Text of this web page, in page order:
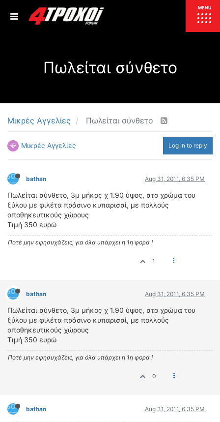
Πωλείται σύνθετο
Μικρές Αγγελίες Πωλείται σύνθετο
Μικρές Αγγελίες Log in to reply
bathan Aug 31, 2011, 6:35 PM
Πωλείται σύνθετο, 3μ μήκος χ 1.90 ύψος, στο χρώμα του
ξύλου με φιλέτα πράσινο κυπαρισσί, με πολλούς
αποθηκευτικούς χώρους
Τιμή 350 ευρώ
Ποτέ μην εφησυχάζεις, για όλα υπάρχει η 1η φορά !
1
bathan Aug 31, 2011, 6:35 PM
Πωλείται σύνθετο, 3μ μήκος χ 1.90 ύψος, στο χρώμα του
ξύλου με φιλέτα πράσινο κυπαρισσί, με πολλούς
αποθηκευτικούς χώρους
Τιμή 350 ευρώ
Ποτέ μην εφησυχάζεις, για όλα υπάρχει η 1η φορά !
0
bathan Aug 31, 2011, 6:35 PM
ΕΛΛΑΔΑ
ΚΟΣΜΟΣ
TEST
ΣΥΓΚΡΙΤΙΚΕΣ ΔΟΚΙΜΕΣ
ΑΓΩΝΙΣΤΙΚΕΣ ΓΝΩΡΙΜΙΕΣ
ΔΟΚΙΜΕΣ ΕΛΑΣΤΙΚΩΝ
ΕΙΔΙΚΕΣ ΔΙΑΔΡΟΜΕΣ
ΟΔΟΙΠΟΡΙΚΑ
VIDEO
CANDID CAMERA
ΤΕΧΝΟΛΟΓΙΑ
ΕΙΔΗΣΕΙΣ – ΠΑΡΟΥΣΙΑΣΕΙΣ
ΛΕΞΙΚΟ
ΑΓΩΝΕΣ